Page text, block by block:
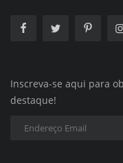
Inscreva-se aqui para
destaque!